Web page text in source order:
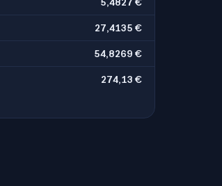
27,4135 €
54,8269 €
274,13 €